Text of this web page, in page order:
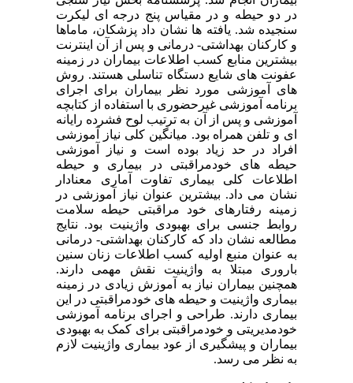
در دو حیطه و در مقیاس پنج درجه ای لیکرت
سنجیده شد. یافته ها نشان داد پزشکان، ماماها
و کارکنان بهداشتی- درمانی و پس از آن اینترنت
بیشترین منابع کسب اطلاعات بیماران در زمینه
عفونت های شایع دستگاه تناسلی هستند. روش
های آموزشی مورد نظر بیماران برای اجرای
برنامه آموزشی غیرحضوری با استفاده از کتابچه
آموزشی و پس از آن به ترتیب لوح فشرده رایانه
ای و تلفن همراه بود. میانگین کلی نیاز آموزشی
افراد در حد زیاد بوده است و نیاز آموزشی
حیطه های خودمراقبتی در بیماری و حیطه
اطلاعات کلی بیماری تفاوت آماری معنادار
نشان می داد. بیشترین عنوان نیاز آموزشی در
زمینه رفتارهای خود مراقبتی حیطه سلامت
روابط جنسی برای بهبودی واژینیت بود. نتایج
مطالعه نشان داد که کارکنان بهداشتی- درمانی
به عنوان منبع اولیه کسب اطلاعات زنان سنین
باروری مبتلا به واژینیت نقش مهمی دارند.
همچنین بیماران نیاز به آموزش زیادی در زمینه
بیماری واژینیت و حیطه های خودمراقبتی در این
بیماری دارند. طراحی و اجرای برنامه آموزشی
خودمدیریتی و خودمراقبتی برای کمک به بهبودی
بیماران و پیشگیری از عود بیماری واژینیت لازم
به نظر می رسد.